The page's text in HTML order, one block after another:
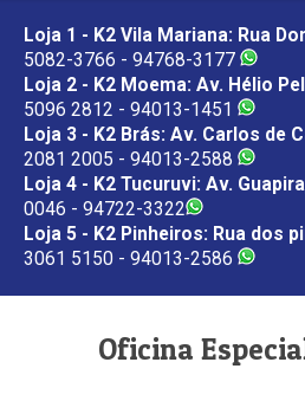
Loja 1 - K2 Vila Mariana: Rua
5082-3766 - 94768-3177
Loja 2 - K2 Moema: Av. Hélio
5096 2812 - 94013-1451
Loja 3 - K2 Brás: Av. Carlos de
2081 2005 - 94013-2588
Loja 4 - K2 Tucuruvi: Av.
0046 - 94722-3322
Loja 5 - K2 Pinheiros: Rua dos
3061 5150 - 94013-2586
Oficina